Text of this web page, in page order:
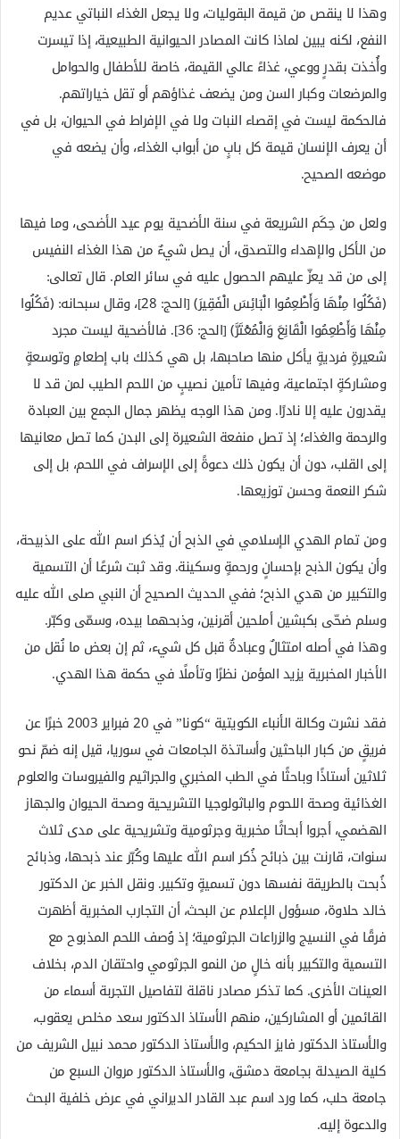
وهذا لا ينقص من قيمة البقوليات، ولا يجعل الغذاء النباتي عديم
النفع، لكنه يبين لماذا كانت المصادر الحيوانية الطبيعية، إذا تيسرت
وأُخذت بقدرٍ ووعي، غذاءً عالي القيمة، خاصة للأطفال والحوامل
والمرضعات وكبار السن ومن يضعف غذاؤهم أو تقل خياراتهم.
فالحكمة ليست في إقصاء النبات ولا في الإفراط في الحيوان، بل في
أن يعرف الإنسان قيمة كل بابٍ من أبواب الغذاء، وأن يضعه في
موضعه الصحيح.
ولعل من حِكَم الشريعة في سنة الأضحية يوم عيد الأضحى، وما فيها
من الأكل والإهداء والتصدق، أن يصل شيءٌ من هذا الغذاء النفيس
إلى من قد يعزّ عليهم الحصول عليه في سائر العام. قال تعالى:
﴿فَكُلُوا مِنْهَا وَأَطْعِمُوا الْبَائِسَ الْفَقِيرَ﴾ [الحج: 28]، وقال سبحانه: ﴿فَكُلُوا
مِنْهَا وَأَطْعِمُوا الْقَانِعَ وَالْمُعْتَرَّ﴾ [الحج: 36]. فالأضحية ليست مجرد
شعيرةٍ فرديةٍ يأكل منها صاحبها، بل هي كذلك باب إطعامٍ وتوسعةٍ
ومشاركةٍ اجتماعية، وفيها تأمين نصيبٍ من اللحم الطيب لمن قد لا
يقدرون عليه إلا نادرًا. ومن هذا الوجه يظهر جمال الجمع بين العبادة
والرحمة والغذاء؛ إذ تصل منفعة الشعيرة إلى البدن كما تصل معانيها
إلى القلب، دون أن يكون ذلك دعوةً إلى الإسراف في اللحم، بل إلى
شكر النعمة وحسن توزيعها.
ومن تمام الهدي الإسلامي في الذبح أن يُذكر اسم الله على الذبيحة،
وأن يكون الذبح بإحسانٍ ورحمةٍ وسكينة. وقد ثبت شرعًا أن التسمية
والتكبير من هدي الذبح؛ ففي الحديث الصحيح أن النبي صلى الله عليه
وسلم ضحّى بكبشين أملحين أقرنين، وذبحهما بيده، وسمّى وكبّر.
وهذا في أصله امتثالٌ وعبادةٌ قبل كل شيء، ثم إن بعض ما نُقل من
الأخبار المخبرية يزيد المؤمن نظرًا وتأملًا في حكمة هذا الهدي.
فقد نشرت وكالة الأنباء الكويتية “كونا” في 20 فبراير 2003 خبرًا عن
فريقٍ من كبار الباحثين وأساتذة الجامعات في سوريا، قيل إنه ضمّ نحو
ثلاثين أستاذًا وباحثًا في الطب المخبري والجراثيم والفيروسات والعلوم
الغذائية وصحة اللحوم والباثولوجيا التشريحية وصحة الحيوان والجهاز
الهضمي، أجروا أبحاثًا مخبرية وجرثومية وتشريحية على مدى ثلاث
سنوات، قارنت بين ذبائح ذُكر اسم الله عليها وكُبّر عند ذبحها، وذبائح
ذُبحت بالطريقة نفسها دون تسميةٍ وتكبير. ونقل الخبر عن الدكتور
خالد حلاوة، مسؤول الإعلام عن البحث، أن التجارب المخبرية أظهرت
فرقًا في النسيج والزراعات الجرثومية؛ إذ وُصف اللحم المذبوح مع
التسمية والتكبير بأنه خالٍ من النمو الجرثومي واحتقان الدم، بخلاف
العينات الأخرى. كما تذكر مصادر ناقلة لتفاصيل التجربة أسماء من
القائمين أو المشاركين، منهم الأستاذ الدكتور سعد مخلص يعقوب،
والأستاذ الدكتور فايز الحكيم، والأستاذ الدكتور محمد نبيل الشريف من
كلية الصيدلة بجامعة دمشق، والأستاذ الدكتور مروان السبع من
جامعة حلب، كما ورد اسم عبد القادر الديراني في عرض خلفية البحث
والدعوة إليه.